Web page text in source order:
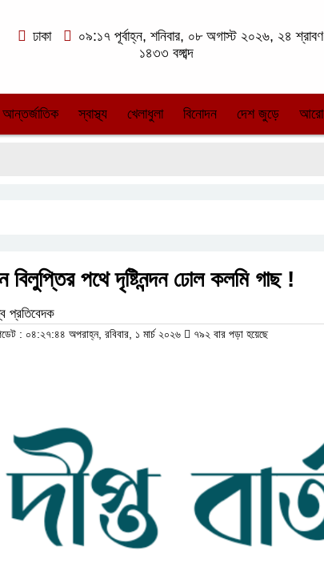
ঢাকা
০৯:১৭ পূর্বাহ্ন, শনিবার, ০৮ অগাস্ট ২০২৬, ২৪ শ্রাবণ
১৪৩৩ বঙ্গাব্দ
আন্তর্জাতিক স্বাস্থ্য খেলাধুলা বিনোদন দেশ জুড়ে আরো
বিলুপ্তির পথে দৃষ্টিনন্দন ঢোল কলমি গাছ !
প্রতিবেদক
: ০৪:২৭:৪৪ অপরাহ্ন, রবিবার, ১ মার্চ ২০২৬ ৭৯২ বার পড়া হয়েছে